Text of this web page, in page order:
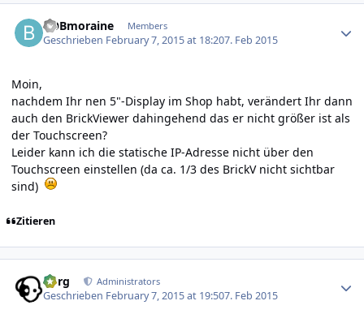
BOBmoraine Members
Geschrieben February 7, 2015 at 18:207. Feb 2015
Moin,
nachdem Ihr nen 5"-Display im Shop habt, verändert Ihr dann
auch den BrickViewer dahingehend das er nicht größer ist als
der Touchscreen?
Leider kann ich die statische IP-Adresse nicht über den
Touchscreen einstellen (da ca. 1/3 des BrickV nicht sichtbar
sind)
Zitieren
borg Administrators
Geschrieben February 7, 2015 at 19:507. Feb 2015